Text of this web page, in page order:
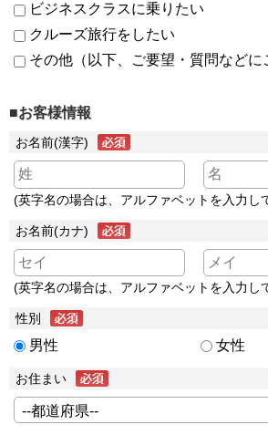
ビジネスクラスに乗りたい
クルーズ旅行をしたい
その他（以下、ご要望・質問などに
■お客様情報
お名前(漢字)
(英字名の場合は、アルファベットを入力し
お名前(カナ)
(英字名の場合は、アルファベットを入力し
性別
男性 女性
お住まい